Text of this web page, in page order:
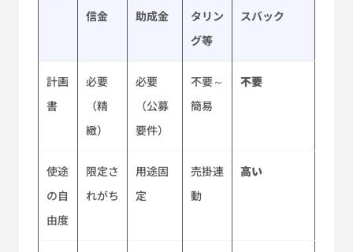
信金
助成金
タリン
グ等
スバック
計画
書
必要
（精
緻）
必要
（公募
要件）
不要～
簡易
不要
使途
の自
由度
限定さ
れがち
用途固
定
売掛連
動
高い